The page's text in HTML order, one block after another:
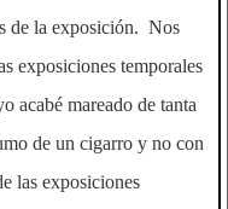
de la exposición. Nos
exposiciones temporales
acabé mareado de tanta
de un cigarro y no con
las exposiciones